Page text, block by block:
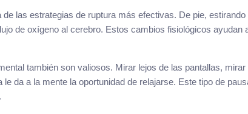
las estrategias de ruptura más efectivas. De pie,
de oxígeno al cerebro. Estos cambios fisiológicos ayudan
también son valiosos. Mirar lejos de las pantallas,
le da a la mente la oportunidad de relajarse. Este tipo de